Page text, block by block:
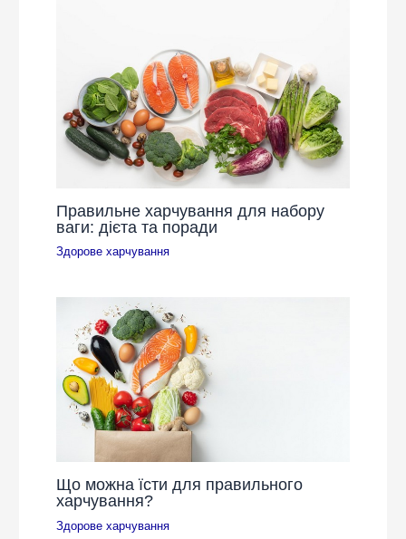
Правильне харчування для набору
ваги: дієта та поради
Здорове харчування
Що можна їсти для правильного
харчування?
Здорове харчування